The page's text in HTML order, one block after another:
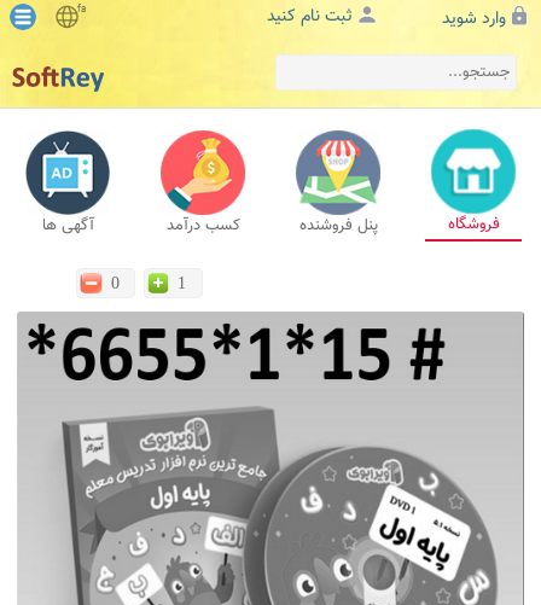
وارد شوید ثبت نام کنید fa
فروشگاه پنل فروشنده کسب درآمد آگهی ها
0 1